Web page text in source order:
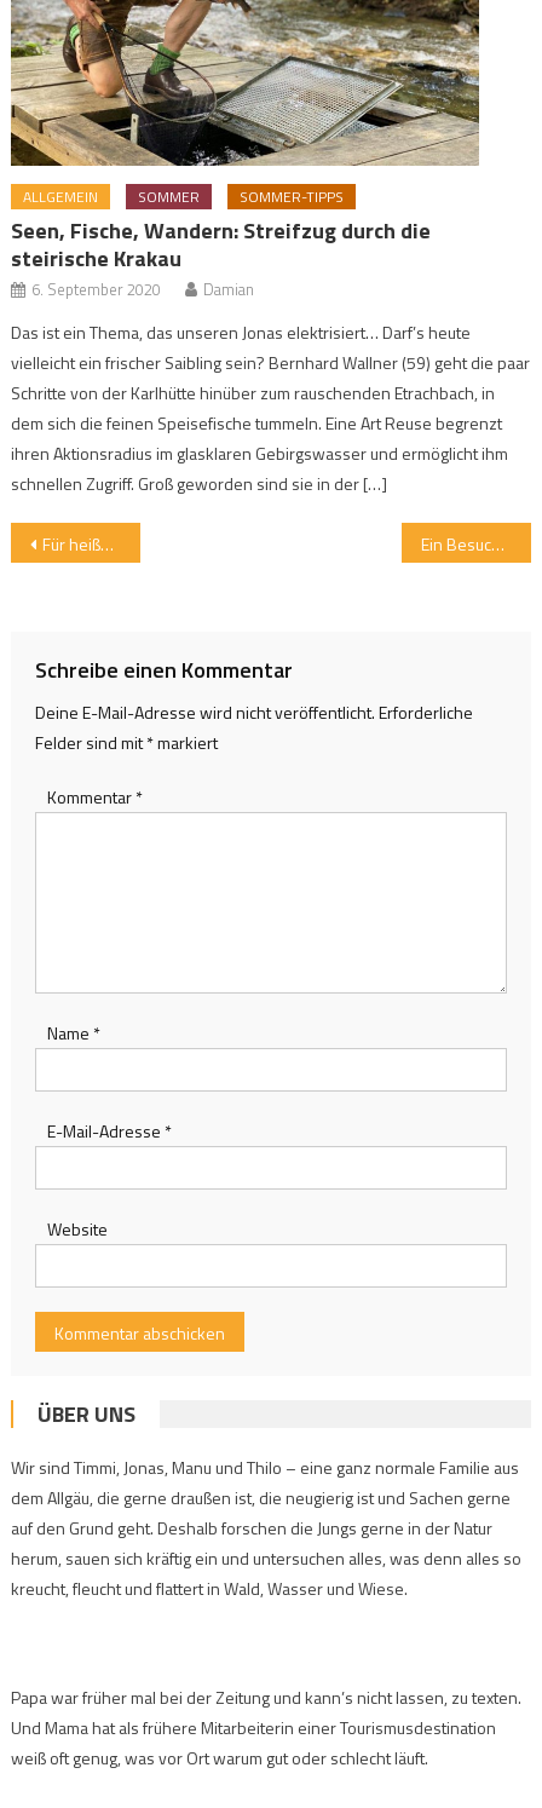
ALLGEMEIN SOMMER SOMMER-TIPPS
Seen, Fische, Wandern: Streifzug durch die
steirische Krakau
6. September 2020 Damian
Das ist ein Thema, das unseren Jonas elektrisiert… Darf’s heute
vielleicht ein frischer Saibling sein? Bernhard Wallner (59) geht die paar
Schritte von der Karlhütte hinüber zum rauschenden Etrachbach, in
dem sich die feinen Speisefische tummeln. Eine Art Reuse begrenzt
ihren Aktionsradius im glasklaren Gebirgswasser und ermöglicht ihm
schnellen Zugriff. Groß geworden sind sie in der […]
Beitragsnavigation
Für heiße Tage: Die „Ötztaler Wasserläufer“ Ein Besuch im Naturpark Haus Ötztal in Längenfeld
Schreibe einen Kommentar
Deine E-Mail-Adresse wird nicht veröffentlicht.Erforderliche
Felder sind mit*markiert
Kommentar*
Name *
E-Mail-Adresse *
Website
ÜBER UNS
Wir sind Timmi, Jonas, Manu und Thilo – eine ganz normale Familie aus
dem Allgäu, die gerne draußen ist, die neugierig ist und Sachen gerne
auf den Grund geht. Deshalb forschen die Jungs gerne in der Natur
herum, sauen sich kräftig ein und untersuchen alles, was denn alles so
kreucht, fleucht und flattert in Wald, Wasser und Wiese.
Papa war früher mal bei der Zeitung und kann’s nicht lassen, zu texten.
Und Mama hat als frühere Mitarbeiterin einer Tourismusdestination
weiß oft genug, was vor Ort warum gut oder schlecht läuft.